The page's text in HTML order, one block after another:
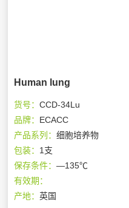
Human lung
货号：CCD-34Lu
品牌： ECACC
产品系列：细胞培养物
包装： 1支
保存条件：—135℃
有效期：
产地：英国